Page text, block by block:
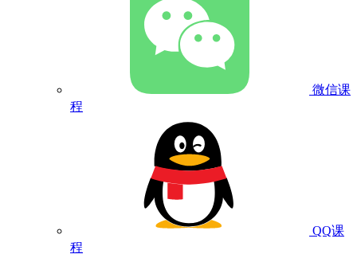
微信课
程
QQ课
程